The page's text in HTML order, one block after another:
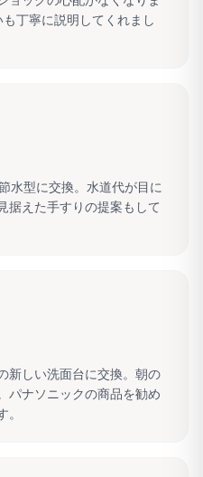
丁寧に説明してくれまし
水型に交換。水道代が目に
据えた手すりの提案もして
新しい洗面台に交換。朝の
パナソニックの商品を勧め